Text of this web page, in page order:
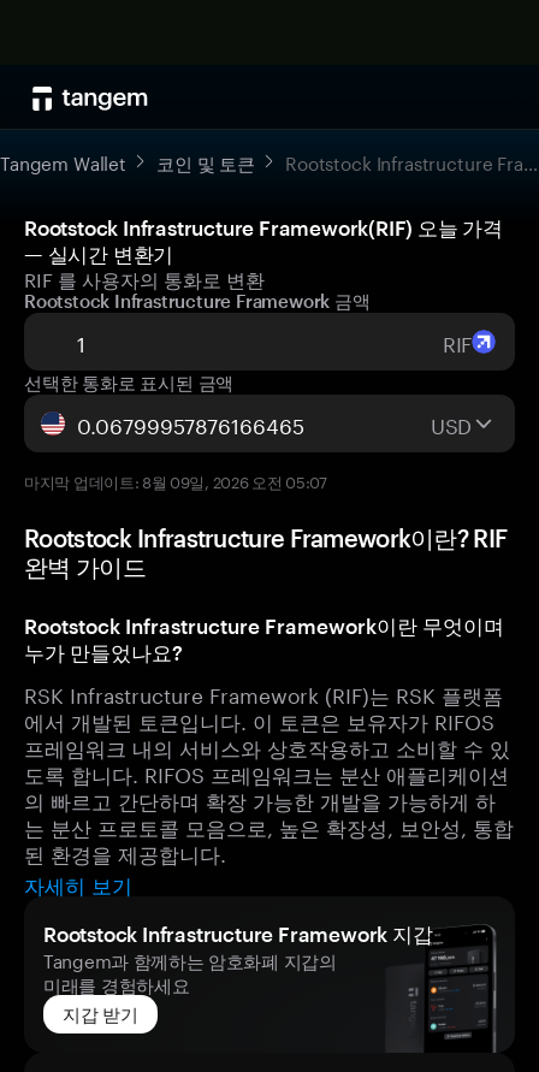
Tangem Wallet 코인 및 토큰 Rootstock Infrastructure Framework
Rootstock Infrastructure Framework(RIF) 오늘 가격
— 실시간 변환기
RIF 를 사용자의 통화로 변환
Rootstock Infrastructure Framework 금액
RIF
선택한 통화로 표시된 금액
USD
마지막 업데이트: 8월 09일, 2026 오전 05:07
Rootstock Infrastructure Framework이란? RIF
완벽 가이드
Rootstock Infrastructure Framework이란 무엇이며
누가 만들었나요?
RSK Infrastructure Framework (RIF)는 RSK 플랫폼
에서 개발된 토큰입니다. 이 토큰은 보유자가 RIFOS
프레임워크 내의 서비스와 상호작용하고 소비할 수 있
도록 합니다. RIFOS 프레임워크는 분산 애플리케이션
의 빠르고 간단하며 확장 가능한 개발을 가능하게 하
는 분산 프로토콜 모음으로, 높은 확장성, 보안성, 통합
된 환경을 제공합니다.
자세히 보기
Rootstock Infrastructure Framework 지갑
Tangem과 함께하는 암호화폐 지갑의
미래를 경험하세요
지갑 받기